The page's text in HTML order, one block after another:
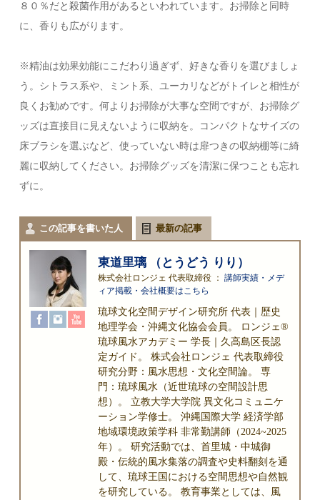
８０％だと殺菌作用があるといわれています。お掃除と同時
に、香りも広がります。
※精油は効果効能にこだわり過ぎず、好きな香りを選びましょ
う。シトラス系や、ミント系、ユーカリなどがトイレと相性が
良くお勧めです。何よりお掃除が大事な空間ですが、お掃除グ
ッズは直接目に見えないように収納を。コンパクトなサイズの
床ブラシを選ぶなど、使っていない時は扉つきの収納棚等に綺
麗に収納してください。お掃除グッズを清潔に保つことも忘れ
ずに。
この記事を書いた人 最新の記事
東道里璃 （とうどう りり）
株式会社ロンジェ 代表取締役 ：講師実績・メデ
ィア掲載・会社概要はこちら
琉球文化空間デザイン研究所 代表｜歴史
地理学会・沖縄文化協会会員。 ロンジェ®
琉球風水アカデミー 学長｜久高島区長認
定ガイド。 株式会社ロンジェ 代表取締役
研究分野：風水思想・文化空間論。 専
門：琉球風水（近世琉球の空間設計思
想）。 立教大学大学院 異文化コミュニケ
ーション学修士。 沖縄国際大学 経済学部
地域環境政策学科 非常勤講師（2024~2025
年）。 研究活動では、首里城・中城御
殿・伝統的風水集落の調査や史料翻刻を通
して、琉球王国における空間思想や自然観
を研究している。 教育事業としては、風